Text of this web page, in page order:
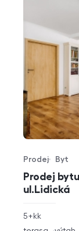
Prodej
ul.Lidická
Typ nabídky
Prodej
Typ
Byt
rozměry
5+kk